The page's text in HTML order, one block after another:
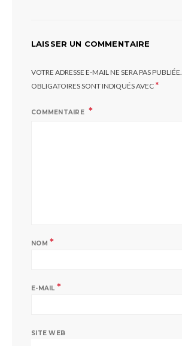
LAISSER UN COMMENTAIRE
VOTRE ADRESSE E-MAIL NE SERA PAS PUBLIÉE.
OBLIGATOIRES SONT INDIQUÉS AVEC*
COMMENTAIRE
NOM *
E-MAIL *
SITE WEB